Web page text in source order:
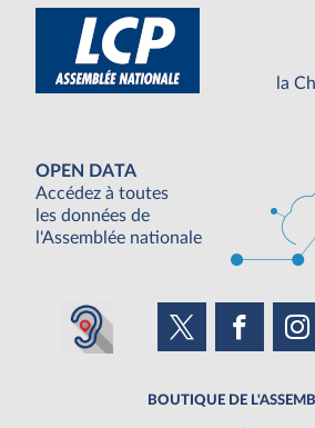
la
OPEN DATA
Accédez à toutes
les données de
l'Assemblée nationale
BOUTIQUE DE